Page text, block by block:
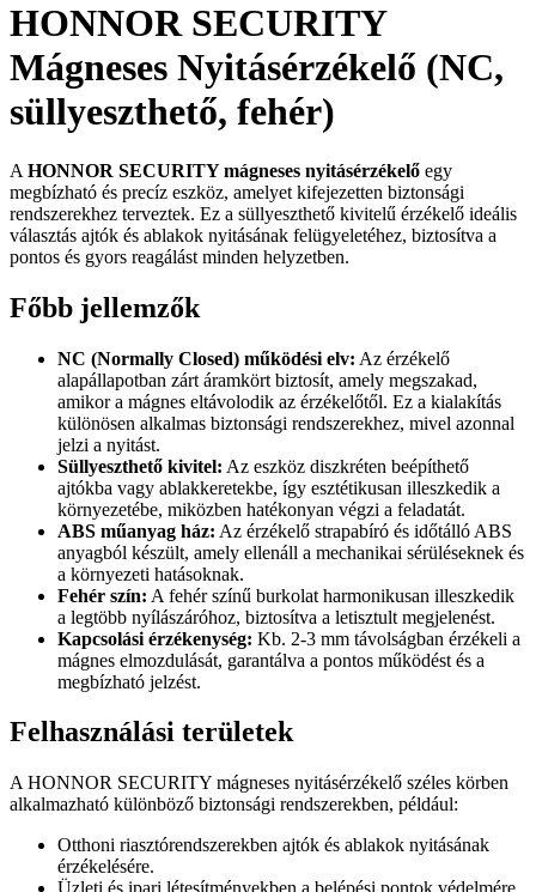
HONNOR SECURITY
Mágneses Nyitásérzékelő (NC,
süllyeszthető, fehér)
A HONNOR SECURITY mágneses nyitásérzékelő egy
megbízható és precíz eszköz, amelyet kifejezetten biztonsági
rendszerekhez terveztek. Ez a süllyeszthető kivitelű érzékelő ideális
választás ajtók és ablakok nyitásának felügyeletéhez, biztosítva a
pontos és gyors reagálást minden helyzetben.
Főbb jellemzők
NC (Normally Closed) működési elv: Az érzékelő
alapállapotban zárt áramkört biztosít, amely megszakad,
amikor a mágnes eltávolodik az érzékelőtől. Ez a kialakítás
különösen alkalmas biztonsági rendszerekhez, mivel azonnal
jelzi a nyitást.
Süllyeszthető kivitel: Az eszköz diszkréten beépíthető
ajtókba vagy ablakkeretekbe, így esztétikusan illeszkedik a
környezetébe, miközben hatékonyan végzi a feladatát.
ABS műanyag ház: Az érzékelő strapabíró és időtálló ABS
anyagból készült, amely ellenáll a mechanikai sérüléseknek és
a környezeti hatásoknak.
Fehér szín: A fehér színű burkolat harmonikusan illeszkedik
a legtöbb nyílászáróhoz, biztosítva a letisztult megjelenést.
Kapcsolási érzékenység: Kb. 2-3 mm távolságban érzékeli a
mágnes elmozdulását, garantálva a pontos működést és a
megbízható jelzést.
Felhasználási területek
A HONNOR SECURITY mágneses nyitásérzékelő széles körben
alkalmazható különböző biztonsági rendszerekben, például:
Otthoni riasztórendszerekben ajtók és ablakok nyitásának
érzékelésére.